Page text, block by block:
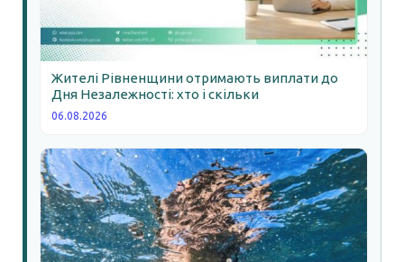
Жителі Рівненщини отримають виплати до
Дня Незалежності: хто і скільки
06.08.2026